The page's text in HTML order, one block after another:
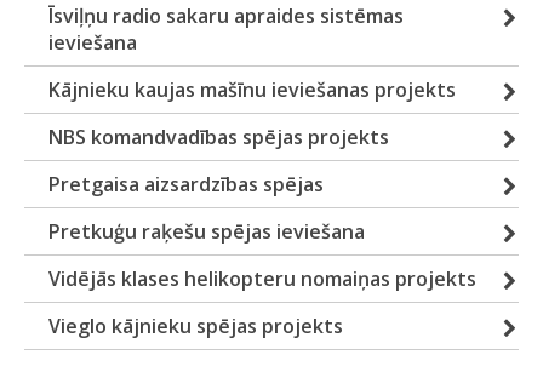
Īsviļņu radio sakaru apraides sistēmas
ieviešana
Kājnieku kaujas mašīnu ieviešanas projekts
NBS komandvadības spējas projekts
Pretgaisa aizsardzības spējas
Pretkuģu raķešu spējas ieviešana
Vidējās klases helikopteru nomaiņas projekts
Vieglo kājnieku spējas projekts